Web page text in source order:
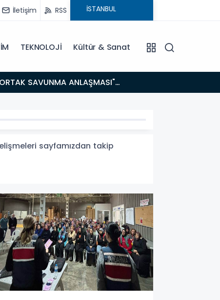
İletişim RSS
TEKNOLOJİ Kültür & Sanat
Uyanacağız"
sayfamızdan takip